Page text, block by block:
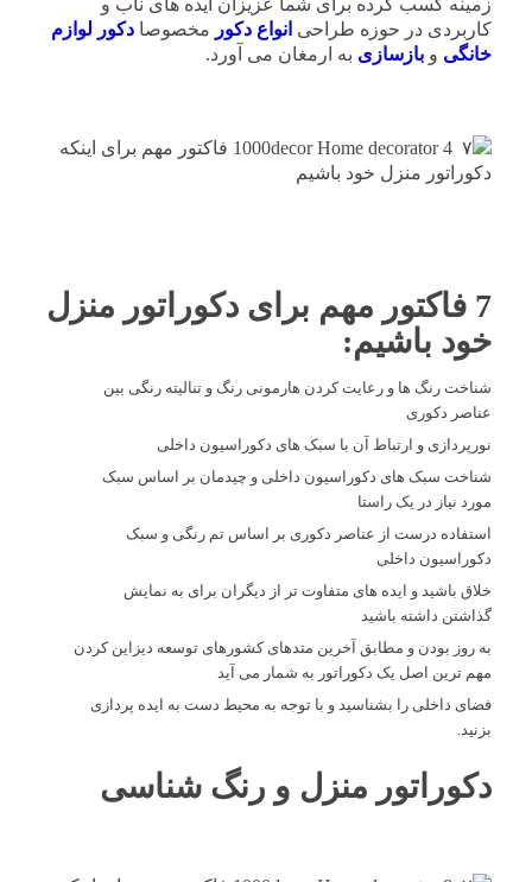
زمینه کسب کرده برای شما عزیزان ایده های ناب و
کاربردی در حوزه طراحی انواع دکور مخصوصا دکور لوازم
خانگی و بازسازی به ارمغان می آورد.
7 فاکتور مهم برای دکوراتور منزل
خود باشیم:
شناخت رنگ ها و رعایت کردن هارمونی رنگ و تنالیته رنگی بین
عناصر دکوری
نورپردازی و ارتباط آن با سبک های دکوراسیون داخلی
شناخت سبک های دکوراسیون داخلی و چیدمان بر اساس سبک
مورد نیاز در یک راستا
استفاده درست از عناصر دکوری بر اساس تم رنگی و سبک
دکوراسیون داخلی
خلاق باشید و ایده های متفاوت تر از دیگران برای به نمایش
گذاشتن داشته باشید
به روز بودن و مطابق آخرین متدهای کشورهای توسعه دیزاین کردن
مهم ترین اصل یک دکوراتور به شمار می آید
فضای داخلی را بشناسید و با توجه به محیط دست به ایده پردازی
بزنید.
دکوراتور منزل و رنگ شناسی